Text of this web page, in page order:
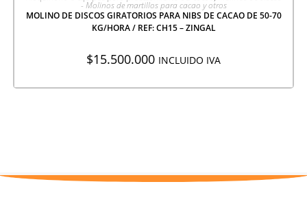
- Molinos de martillos para cacao y otros
MOLINO DE DISCOS GIRATORIOS PARA NIBS DE CACAO DE 50-70
KG/HORA / REF: CH15 – ZINGAL
$15.500.000 INCLUIDO IVA